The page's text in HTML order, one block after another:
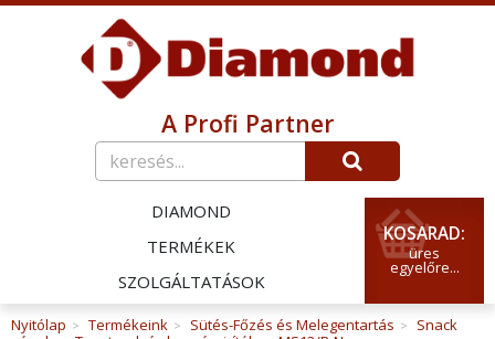
A Profi Partner
DIAMOND
TERMÉKEK
SZOLGÁLTATÁSOK
KOSARAD:
üres
egyelőre...
Nyitólap > Termékeink > Sütés-Főzés és Melegentartás >
Snack